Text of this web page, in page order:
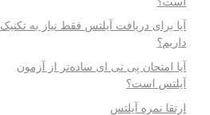
آیا برای دریافت آیلتس فقط نیاز به تکنیک
داریم؟
آیا امتحان پی تی ای ساده‌تر از آزمون
آیلتس است؟
ارتقا نمره آیلتس